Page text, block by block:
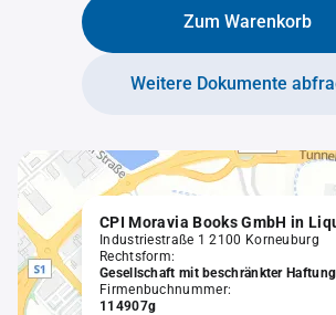
Zum Warenkorb
Weitere Dokumente
CPI Moravia Books GmbH in
Industriestraße 1 2100 Korneuburg
Rechtsform:
Gesellschaft mit beschränkter Haftung
Firmenbuchnummer:
114907g